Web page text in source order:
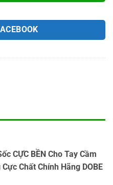
CỰC BỀN Cho Tay Cầm
Chất Chính Hãng DOBE